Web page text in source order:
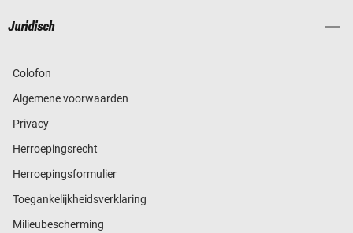
Juridisch
Colofon
Algemene voorwaarden
Privacy
Herroepingsrecht
Herroepingsformulier
Toegankelijkheidsverklaring
Milieubescherming